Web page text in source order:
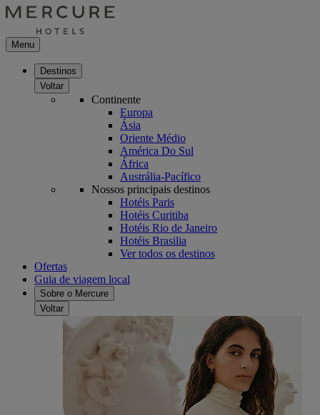
Menu
Destinos
Voltar
Continente
Europa
Ásia
Oriente Médio
América Do Sul
África
Austrália-Pacífico
Nossos principais destinos
Hotéis Paris
Hotéis Curitiba
Hotéis Rio de Janeiro
Hotéis Brasilia
Ver todos os destinos
Ofertas
Guia de viagem local
Sobre o Mercure
Voltar